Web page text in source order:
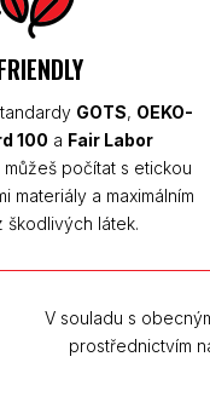
GOTS, OEKO-
100 a Fair Labor
můžeš počítat s etickou
materiály a maximálním
škodlivých látek.
V souladu s
prostřednictvím